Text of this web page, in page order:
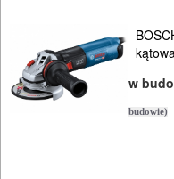
ukosnice
do
drewna
w
budowie)